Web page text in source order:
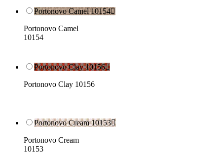
Portonovo Camel 10154
Portonovo Camel
10154
Portonovo Clay 10156
Portonovo Clay 10156
Portonovo Cream 10153
Portonovo Cream
10153